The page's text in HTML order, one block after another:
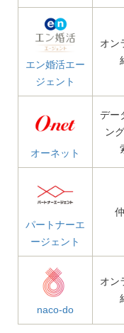
エン婚活エー
ジェント
オン
オーネット
デー
ン
パートナーエ
ージェント
naco-do
オン